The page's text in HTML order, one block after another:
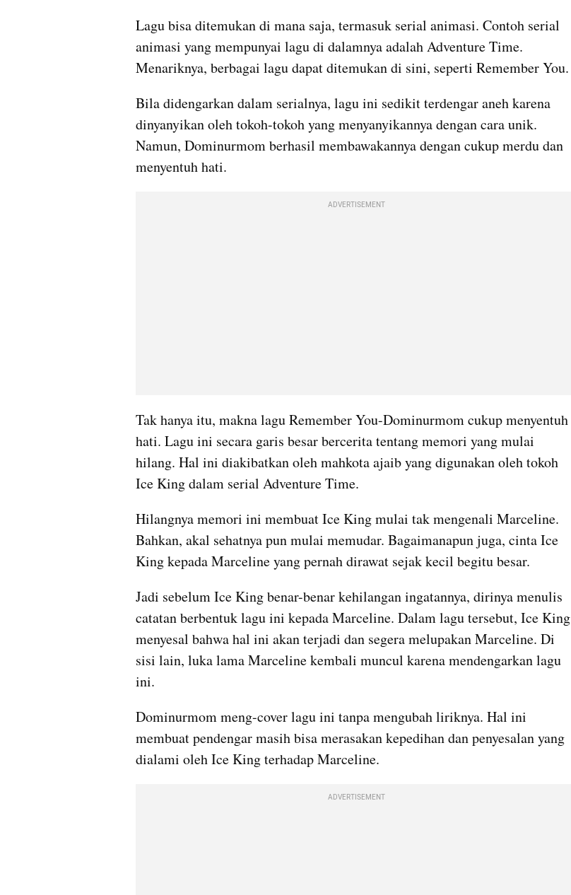
Lagu bisa ditemukan di mana saja, termasuk serial animasi. Contoh serial
animasi yang mempunyai lagu di dalamnya adalah Adventure Time.
Menariknya, berbagai lagu dapat ditemukan di sini, seperti Remember You.
Bila didengarkan dalam serialnya, lagu ini sedikit terdengar aneh karena
dinyanyikan oleh tokoh-tokoh yang menyanyikannya dengan cara unik.
Namun, Dominurmom berhasil membawakannya dengan cukup merdu dan
menyentuh hati.
ADVERTISEMENT
Tak hanya itu, makna lagu Remember You-Dominurmom cukup menyentuh
hati. Lagu ini secara garis besar bercerita tentang memori yang mulai
hilang. Hal ini diakibatkan oleh mahkota ajaib yang digunakan oleh tokoh
Ice King dalam serial Adventure Time.
Hilangnya memori ini membuat Ice King mulai tak mengenali Marceline.
Bahkan, akal sehatnya pun mulai memudar. Bagaimanapun juga, cinta Ice
King kepada Marceline yang pernah dirawat sejak kecil begitu besar.
Jadi sebelum Ice King benar-benar kehilangan ingatannya, dirinya menulis
catatan berbentuk lagu ini kepada Marceline. Dalam lagu tersebut, Ice King
menyesal bahwa hal ini akan terjadi dan segera melupakan Marceline. Di
sisi lain, luka lama Marceline kembali muncul karena mendengarkan lagu
ini.
Dominurmom meng-cover lagu ini tanpa mengubah liriknya. Hal ini
membuat pendengar masih bisa merasakan kepedihan dan penyesalan yang
dialami oleh Ice King terhadap Marceline.
ADVERTISEMENT